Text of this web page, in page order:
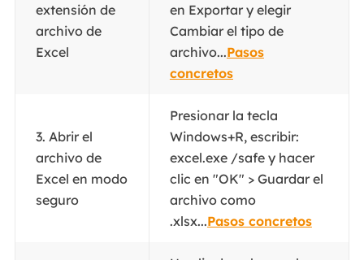
extensión de
archivo de
Excel
en Exportar y elegir
Cambiar el tipo de
archivo...Pasos
concretos
3. Abrir el
archivo de
Excel en modo
seguro
Presionar la tecla
Windows+R, escribir:
excel.exe /safe y hacer
clic en "OK" > Guardar el
archivo como
.xlsx...Pasos concretos